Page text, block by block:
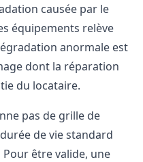
causée par le
équipements relève
anormale est
dont la réparation
du locataire.
pas de grille de
de vie standard
Pour être valide, une